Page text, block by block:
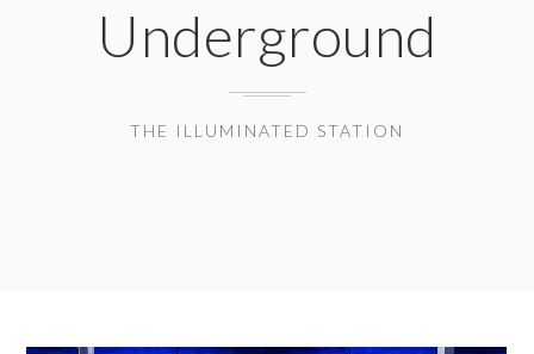
Underground
THE ILLUMINATED STATION